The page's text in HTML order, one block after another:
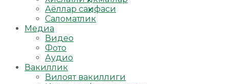
Аёллар саҳифаси
Саломатлик
Медиа
Видео
Фото
Аудио
Вакиллик
Вилоят вакиллиги